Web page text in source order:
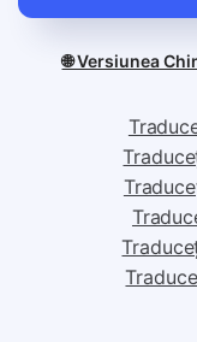
🌐 Versiunea